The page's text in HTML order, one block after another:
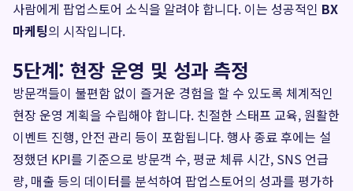
사람에게 팝업스토어 소식을 알려야 합니다. 이는 성공적인 BX
마케팅의 시작입니다.
5단계: 현장 운영 및 성과 측정
방문객들이 불편함 없이 즐거운 경험을 할 수 있도록 체계적인
현장 운영 계획을 수립해야 합니다. 친절한 스태프 교육, 원활한
이벤트 진행, 안전 관리 등이 포함됩니다. 행사 종료 후에는 설
정했던 KPI를 기준으로 방문객 수, 평균 체류 시간, SNS 언급
량, 매출 등의 데이터를 분석하여 팝업스토어의 성과를 평가하